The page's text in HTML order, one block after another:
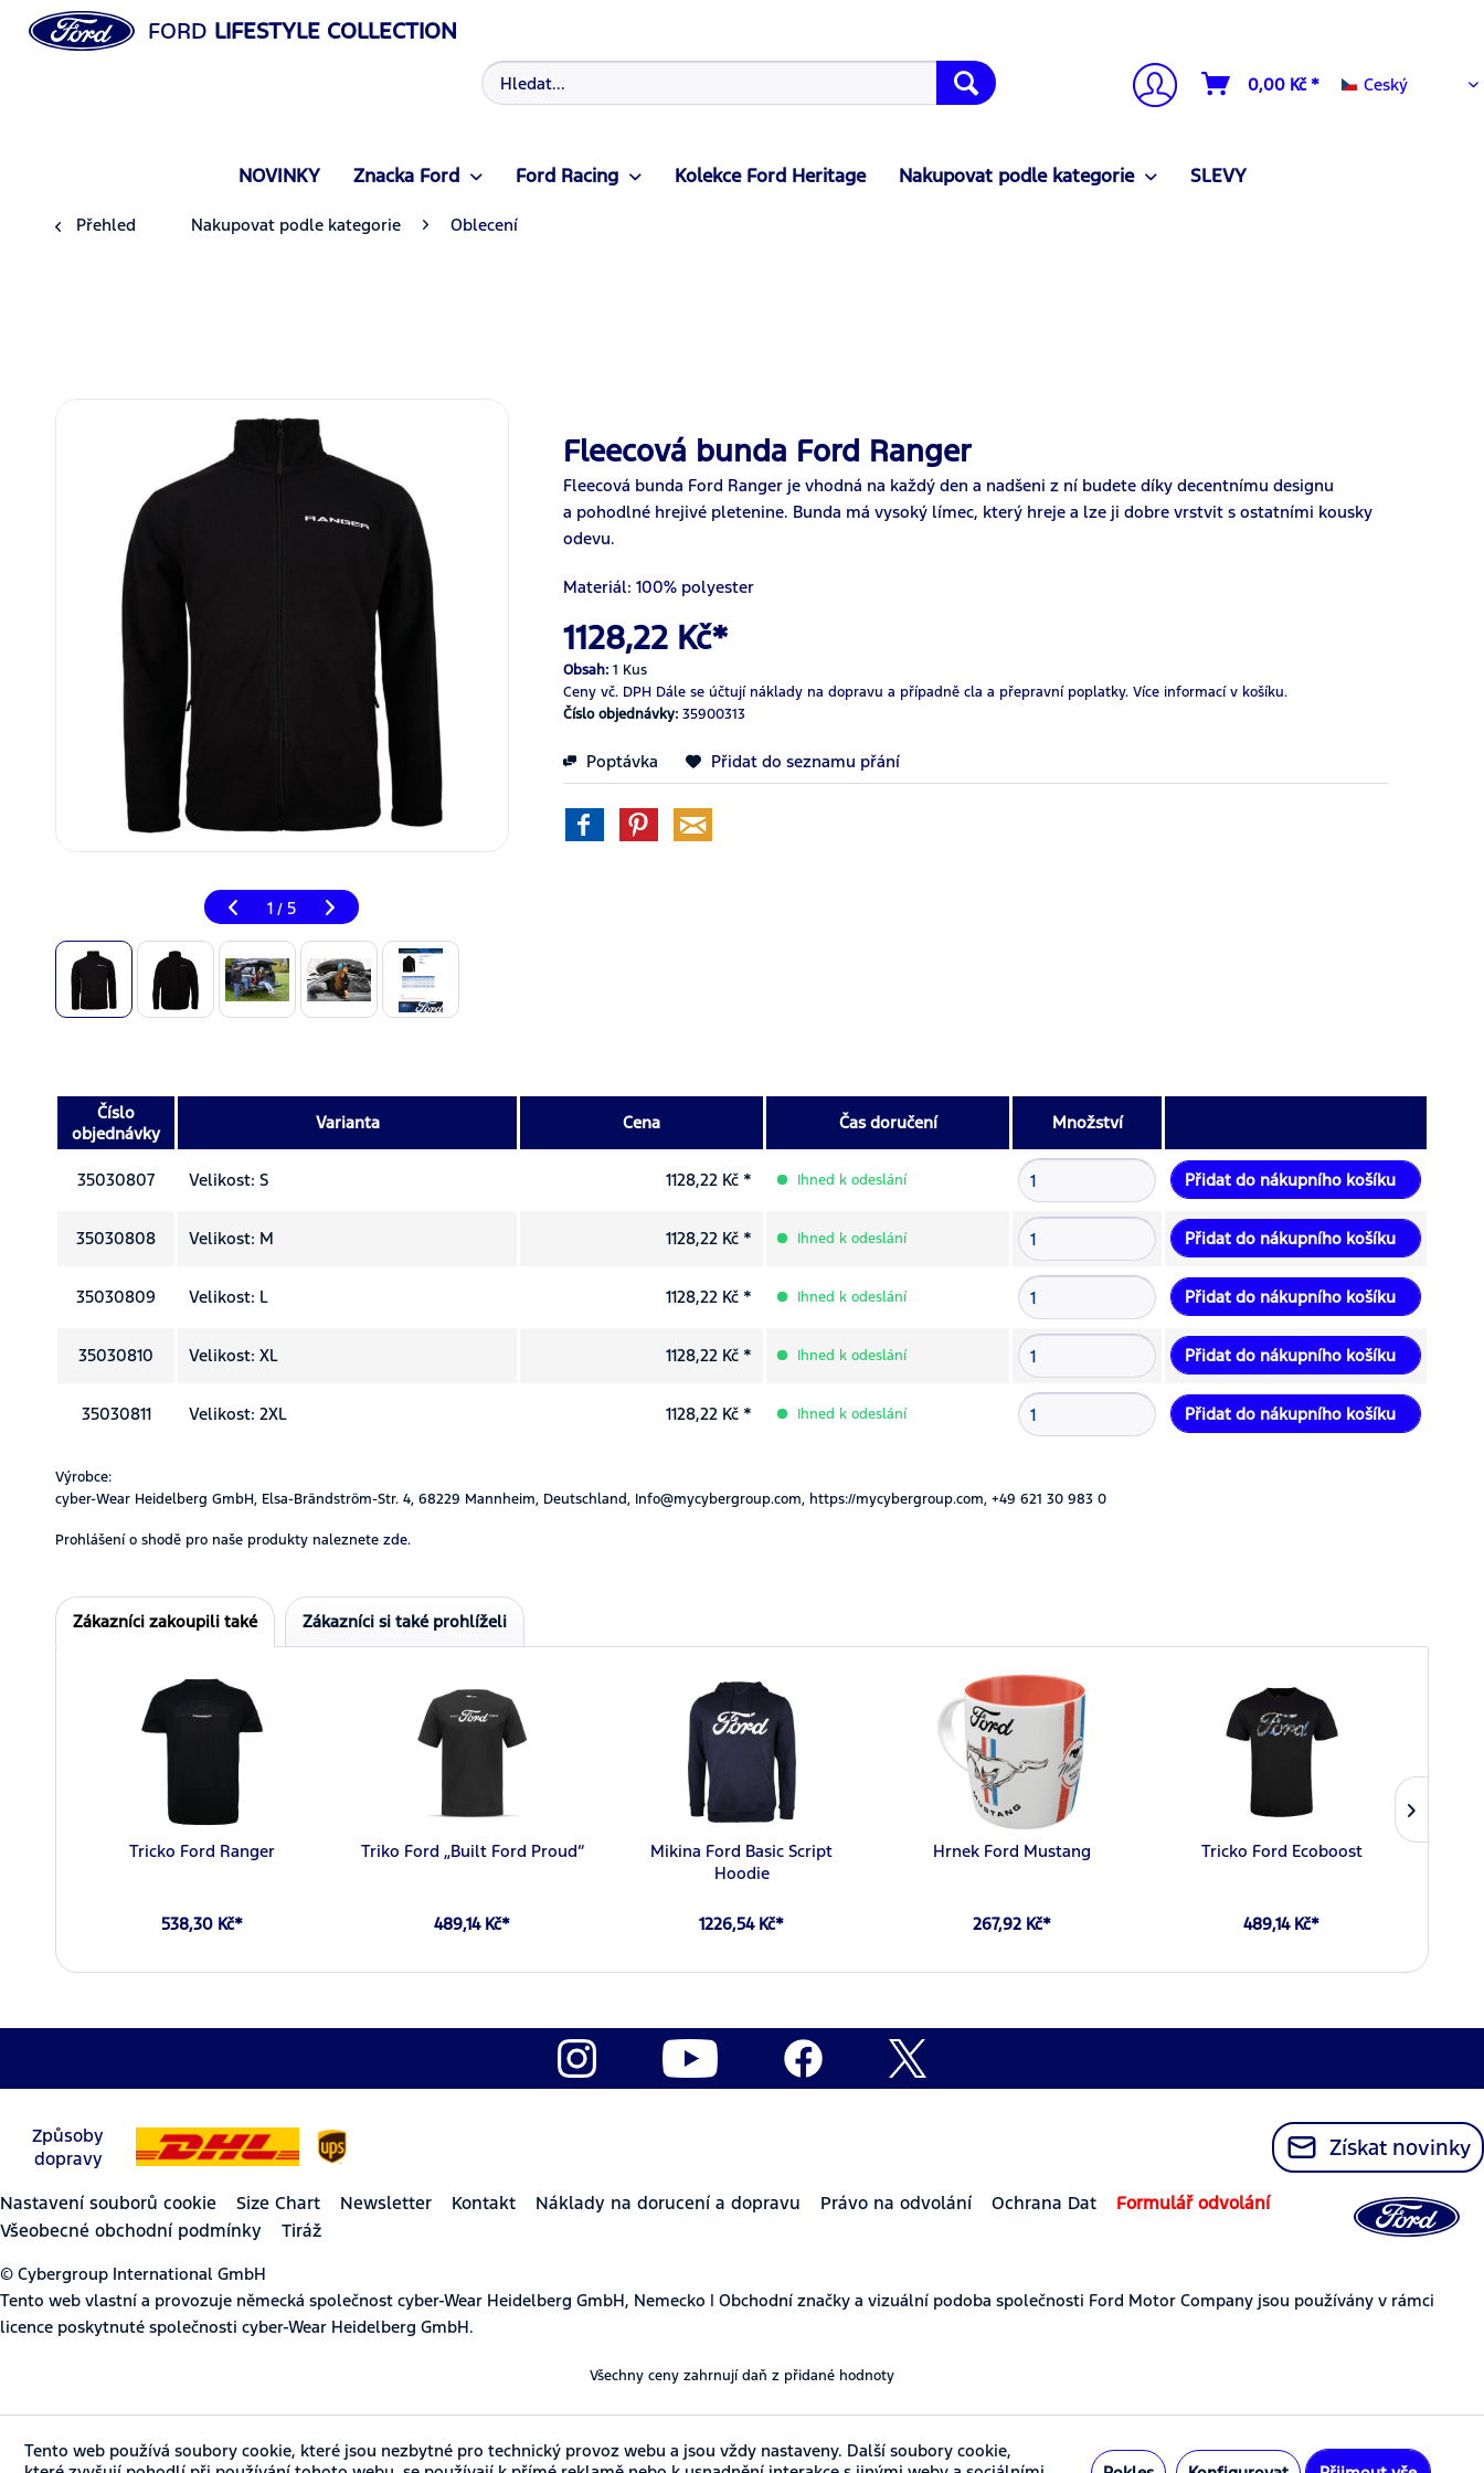
FORD LIFESTYLE COLLECTION
0,00 Kč * Ceský
Ceský
NOVINKY Znacka Ford Ford Racing Kolekce Ford Heritage Nakupovat podle kategorie SLEVY
Přehled Nakupovat podle kategorie Oblecení
1 / 5
Fleecová bunda Ford Ranger
Fleecová bunda Ford Ranger je vhodná na každý den a nadšeni z ní budete díky decentnímu designu
a pohodlné hrejivé pletenine. Bunda má vysoký límec, který hreje a lze ji dobre vrstvit s ostatními kousky
odevu.
Materiál: 100% polyester
1128,22 Kč*
Obsah:1 Kus
Ceny vč. DPH Dále se účtují náklady na dopravu a případně cla a přepravní poplatky. Více informací v košíku.
Číslo objednávky:35900313
Poptávka Přidat do seznamu přání
Číslo
objednávky
Varianta Cena Čas doručení Množství
35030807 Velikost: S 1128,22 Kč * Ihned k odeslání Přidat do nákupního košíku
35030808 Velikost: M 1128,22 Kč * Ihned k odeslání Přidat do nákupního košíku
35030809 Velikost: L 1128,22 Kč * Ihned k odeslání Přidat do nákupního košíku
35030810 Velikost: XL 1128,22 Kč * Ihned k odeslání Přidat do nákupního košíku
35030811 Velikost: 2XL 1128,22 Kč * Ihned k odeslání Přidat do nákupního košíku
Výrobce:
cyber-Wear Heidelberg GmbH, Elsa-Brändström-Str. 4, 68229 Mannheim, Deutschland, Info@mycybergroup.com, https://mycybergroup.com, +49 621 30 983 0
Prohlášení o shodě pro naše produkty naleznete zde.
Zákazníci zakoupili také Zákazníci si také prohlíželi
Tricko Ford Ranger
538,30 Kč*
Triko Ford „Built Ford Proud“
489,14 Kč*
Mikina Ford Basic Script
Hoodie
1226,54 Kč*
Hrnek Ford Mustang
267,92 Kč*
Tricko Ford Ecoboost
489,14 Kč*
Způsoby
dopravy
Získat novinky
Nastavení souborů cookie Size Chart Newsletter Kontakt Náklady na dorucení a dopravu Právo na odvolání Ochrana Dat
Formulář odvolání
Všeobecné obchodní podmínky
Tiráž
© Cybergroup International GmbH
Tento web vlastní a provozuje německá společnost cyber-Wear Heidelberg GmbH, Nemecko | Obchodní značky a vizuální podoba společnosti Ford Motor Company jsou používány v rámci
licence poskytnuté společnosti cyber-Wear Heidelberg GmbH.
Všechny ceny zahrnují daň z přidané hodnoty
Tento web používá soubory cookie, které jsou nezbytné pro technický provoz webu a jsou vždy nastaveny. Další soubory cookie,